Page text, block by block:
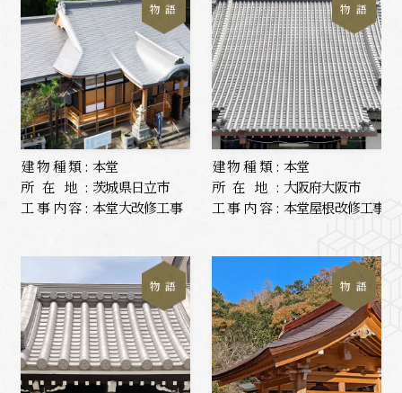
物 語
建物種類: 本堂
所在地: 茨城県日立市
工事内容: 本堂大改修工事
物 語
建物種類: 本堂
所在地: 大阪府大阪市
工事内容: 本堂屋根改修工事
物 語 物 語